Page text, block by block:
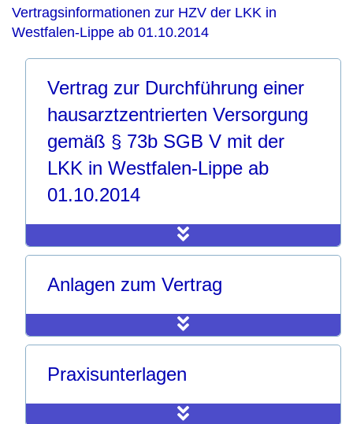
Vertragsinformationen zur HZV der LKK in
Westfalen-Lippe ab 01.10.2014
Vertrag zur Durchführung einer
hausarztzentrierten Versorgung
gemäß § 73b SGB V mit der
LKK in Westfalen-Lippe ab
01.10.2014
Anlagen zum Vertrag
Praxisunterlagen